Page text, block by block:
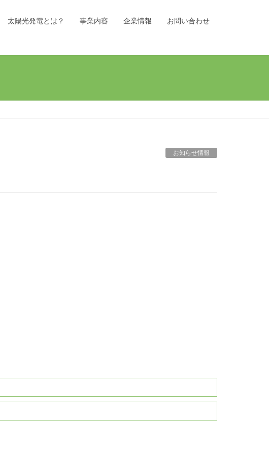
太陽光発電とは？ 事業内容 企業情報 お問い合わせ
お知らせ情報